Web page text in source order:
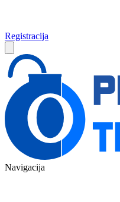
Registracija
Navigacija